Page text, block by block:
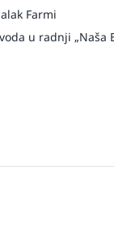
Farmi
u radnji „Naša